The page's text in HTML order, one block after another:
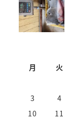
月
火
3
4
10
11